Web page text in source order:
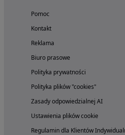
Pomoc
Kontakt
Reklama
Biuro prasowe
Polityka prywatności
Polityka plików "cookies"
Zasady odpowiedzialnej AI
Ustawienia plików cookie
Regulamin dla Klientów